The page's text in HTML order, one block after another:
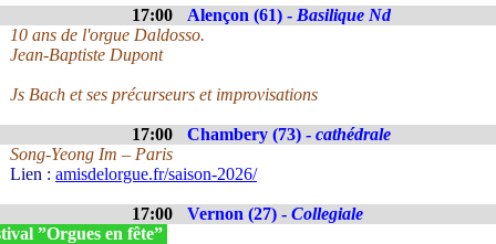
17:00 Alençon (61) - Basilique Nd
10 ans de l'orgue Daldosso.
Jean-Baptiste Dupont
Js Bach et ses précurseurs et improvisations
17:00 Chambery (73) - cathédrale
Song-Yeong Im – Paris
Lien : amisdelorgue.fr/saison-2026/
17:00 Vernon (27) - Collegiale
”Orgues en fête”